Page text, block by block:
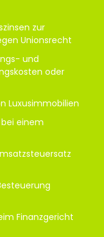
zur
Unionsrecht
und
oder
Luxusimmobilien
bei einem
Finanzgericht